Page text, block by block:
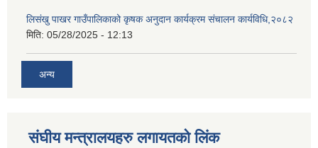
लिसंखु पाखर गाउँपालिकाको कृषक अनुदान कार्यक्रम संचालन कार्यविधि,२०८२
मिति: 05/28/2025 - 12:13
अन्य
संघीय मन्त्रालयहरु लगायतको लिंक